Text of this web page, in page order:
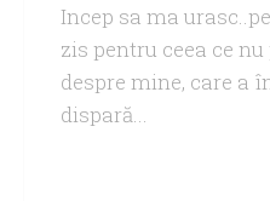
Incep sa ma
zis pentru ceea ce
despre mine, care a
dispară...